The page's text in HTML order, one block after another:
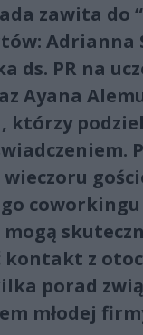
zawita do
Adrianna
ds. PR na
Ayana
którzy
kontakt z
porad
młodej